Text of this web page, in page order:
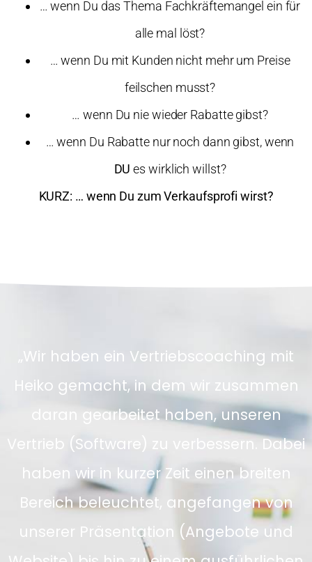
… wenn Du das Thema Fachkräftemangel ein für
alle mal löst?
… wenn Du mit Kunden nicht mehr um Preise
feilschen musst?
… wenn Du nie wieder Rabatte gibst?
… wenn Du Rabatte nur noch dann gibst, wenn
DU es wirklich willst?
KURZ: … wenn Du zum Verkaufsprofi wirst?
„Wir haben ein Vertriebscoaching mit
Heiko gemacht, in dem wir zusammen
daran gearbeitet haben, unseren
Vertrieb (Software) zu verbessern. Dabei
haben wir in kurzer Zeit einen breiten
Bereich beleuchtet, angefangen von
unserer Präsentation (Angebote und